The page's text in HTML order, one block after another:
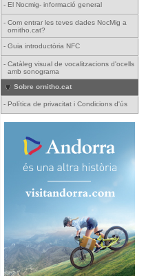
- El Nocmig- informació general
- Com entrar les teves dades NocMig a
ornitho.cat?
- Guia introductòria NFC
- Catàleg visual de vocalitzacions d'ocells
amb sonograma
Sobre ornitho.cat
- Política de privacitat i Condicions d'ús